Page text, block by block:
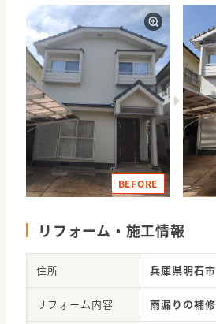
BEFORE
リフォーム・施工情報
住所 兵庫県明石市
リフォーム内容 雨漏りの補修